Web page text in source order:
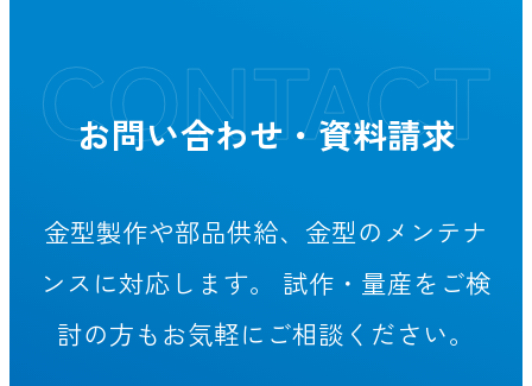
お問い合わせ・資料請求
金型製作や部品供給、金型のメンテナ
ンスに対応します。
試作・量産をご検
討の方もお気軽にご相談ください。